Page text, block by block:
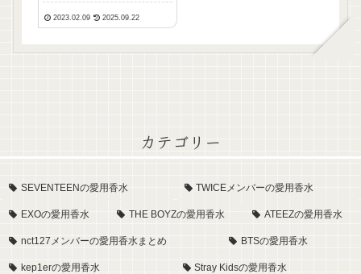
2023.02.09 2025.09.22
カテゴリー
SEVENTEENの愛用香水 TWICEメンバーの愛用香水
EXOの愛用香水 THE BOYZの愛用香水 ATEEZの愛用香水
nct127メンバーの愛用香水まとめ BTSの愛用香水
kep1erの愛用香水 Stray Kidsの愛用香水